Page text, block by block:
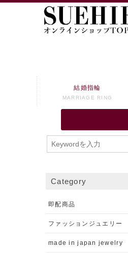
結婚指輪
MARRIAGE RING
Category
即配商品
ファッションジュエリー
made in japan jewelry